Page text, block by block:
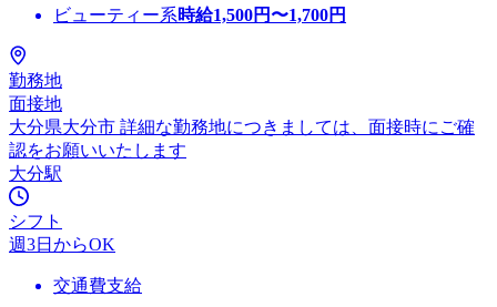
ビューティー系時給1,500円〜1,700円
勤務地
面接地
大分県大分市 詳細な勤務地につきましては、面接時にご確
認をお願いいたします
大分駅
シフト
週3日からOK
交通費支給